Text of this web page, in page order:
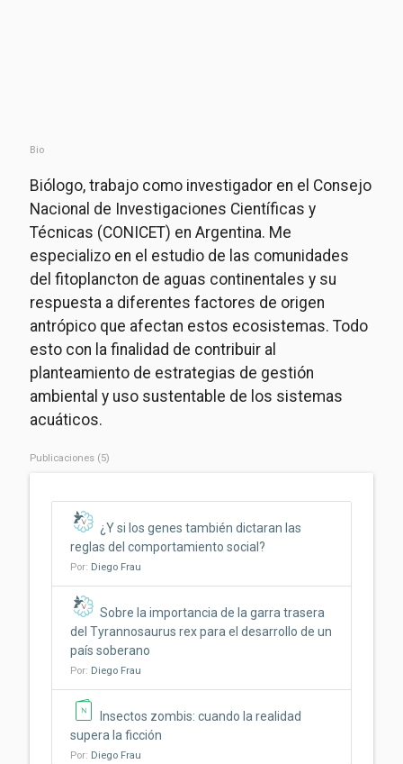
Bio
Biólogo, trabajo como investigador en el Consejo
Nacional de Investigaciones Científicas y
Técnicas (CONICET) en Argentina. Me
especializo en el estudio de las comunidades
del fitoplancton de aguas continentales y su
respuesta a diferentes factores de origen
antrópico que afectan estos ecosistemas. Todo
esto con la finalidad de contribuir al
planteamiento de estrategias de gestión
ambiental y uso sustentable de los sistemas
acuáticos.
Publicaciones (5)
¿Y si los genes también dictaran las
reglas del comportamiento social?
Por: Diego Frau
Sobre la importancia de la garra trasera
del Tyrannosaurus rex para el desarrollo de un
país soberano
Por: Diego Frau
Insectos zombis: cuando la realidad
supera la ficción
Por: Diego Frau